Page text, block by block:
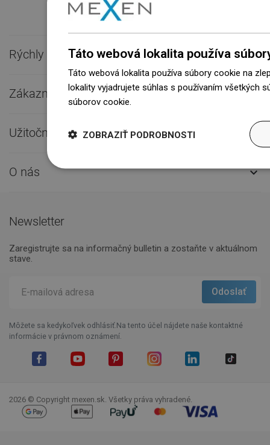
Rýchly kontakt 
Zákaznícky servis 
Užitočné odkazy 
O nás 
Newsletter
Zaregistrujte sa na informačný bulletin a zostaňte v aktuálnom
stave.
Môžete sa kedykoľvek odhlásiť.Na tento účel nájdete naše kontaktné
informácie v právnom oznámení.
2026 © Copyright mexen.sk. Všetky práva vyhradené.
Táto webová lokalita používa
Táto webová lokalita používa súbory cookie na
lokality vyjadrujete súhlas s používaním všetkých
súborov cookie.
ZOBRAZIŤ PODROBNOSTI